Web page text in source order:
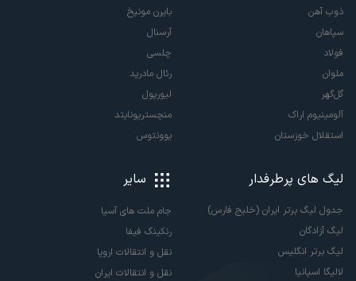
ذوب آهن
سپاهان
فولاد
ملوان
گل‌گهر
آلومینیوم اراک
استقلال خوزستان
بایرن مونیخ
آرسنال
چلسی
رئال مادرید
لیورپول
منچستریونایتد
یوونتوس
لیگ های پرطرفدار
جدول لیگ برتر ایران (خلیج فارس)
لیگ آزادگان
لیگ برتر انگلیس
لالیگا اسپانیا
سایر
جام ملت های آسیا
رنکینگ فیفا
نقل و انتقالات اروپا
نقل و انتقالات ایران